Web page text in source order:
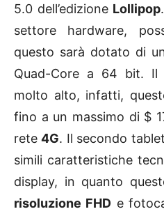
5.0 dell’edizione Lollipop
settore hardware,
questo sarà dotato di
Quad-Core a 64 bit. Il
molto alto, infatti,
fino a un massimo di $
rete4G. Il secondo
simili caratteristiche
display, in quanto
risoluzione FHD e